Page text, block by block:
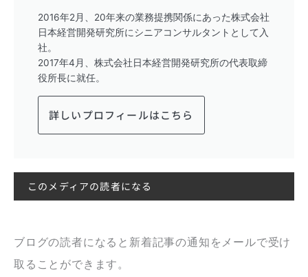
2016年2月、20年来の業務提携関係にあった株式会社
日本経営開発研究所にシニアコンサルタントとして入
社。
2017年4月、株式会社日本経営開発研究所の代表取締
役所長に就任。
詳しいプロフィールはこちら
このメディアの読者になる
ブログの読者になると新着記事の通知をメールで受け
取ることができます。